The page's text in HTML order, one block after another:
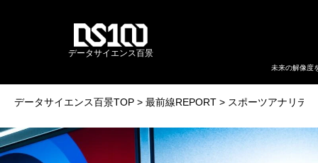
未来の解像度
データサイエンス百景
データサイエンス百景TOP 最前線REPORT スポーツアナリテ